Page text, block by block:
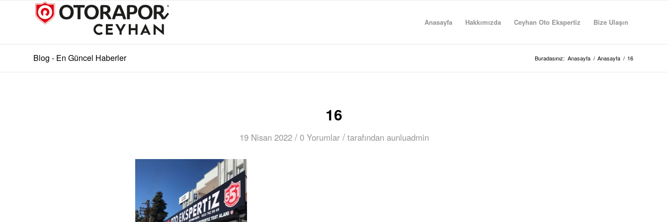
Anasayfa Hakkımızda Ceyhan Oto Ekspertiz Bize Ulaşın
Blog - En Güncel Haberler Buradasınız: Anasayfa / Anasayfa / 16
16
19 Nisan 2022 / 0 Yorumlar / tarafından aunluadmin